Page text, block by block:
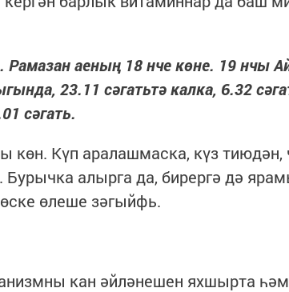
аеның 18 нче көне. 19 нчы
23.11 сәгатьтә калка, 6.32
сәгать.
көн. Күп аралашмаска, күз тиюдән,
Бурычка алырга да, бирергә дә
өлеше зәгыйфь.
кан әйләнешен яхшырта һәм